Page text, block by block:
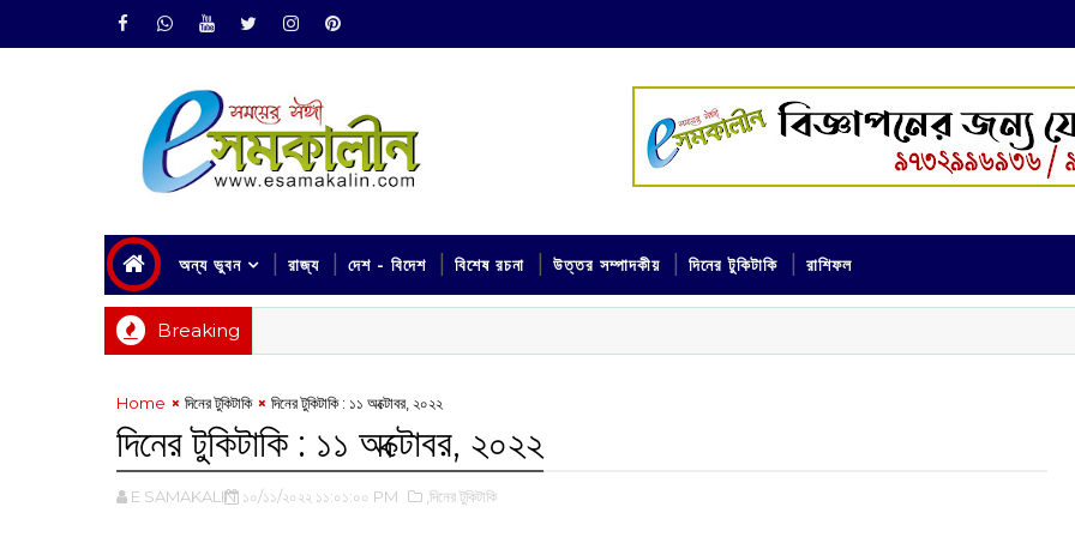
অন্য ভুবন রাজ্য দেশ - বিদেশ বিশেষ রচনা উত্তর সম্পাদকীয় দিনের টুকিটাকি রাশিফল
Breaking
Home দিনের টুকিটাকি দিনের টুকিটাকি : ১১ অক্টোবর, ২০২২
দিনের টুকিটাকি : ১১ অক্টোবর, ২০২২
E SAMAKALIN ১০/১১/২০২২ ১১:০১:০০ PM ,দিনের টুকিটাকি